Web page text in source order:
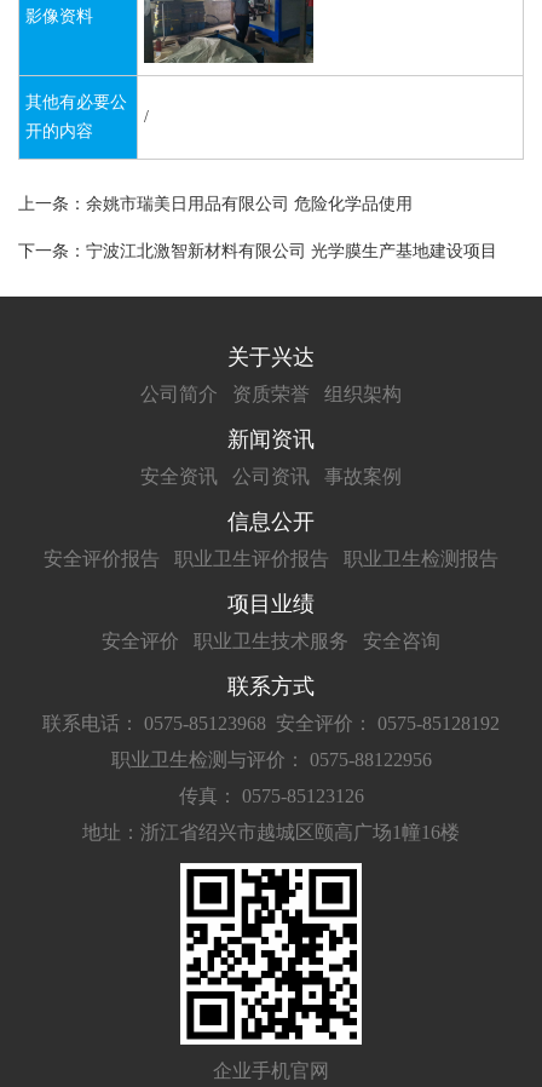
影像资料
其他有必要公
开的内容
/
上一条：余姚市瑞美日用品有限公司 危险化学品使用
下一条：宁波江北激智新材料有限公司 光学膜生产基地建设项目
关于兴达
公司简介 资质荣誉 组织架构
新闻资讯
安全资讯 公司资讯 事故案例
信息公开
安全评价报告 职业卫生评价报告 职业卫生检测报告
项目业绩
安全评价 职业卫生技术服务 安全咨询
联系方式
联系电话： 0575-85123968 安全评价： 0575-85128192
职业卫生检测与评价： 0575-88122956
传真： 0575-85123126
地址：浙江省绍兴市越城区颐高广场1幢16楼
企业手机官网